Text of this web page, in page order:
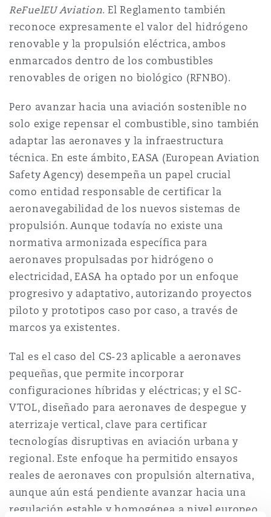
ReFuelEU Aviation. El Reglamento también
reconoce expresamente el valor del hidrógeno
renovable y la propulsión eléctrica, ambos
enmarcados dentro de los combustibles
renovables de origen no biológico (RFNBO).
Pero avanzar hacia una aviación sostenible no
solo exige repensar el combustible, sino también
adaptar las aeronaves y la infraestructura
técnica. En este ámbito, EASA (European Aviation
Safety Agency) desempeña un papel crucial
como entidad responsable de certificar la
aeronavegabilidad de los nuevos sistemas de
propulsión. Aunque todavía no existe una
normativa armonizada específica para
aeronaves propulsadas por hidrógeno o
electricidad, EASA ha optado por un enfoque
progresivo y adaptativo, autorizando proyectos
piloto y prototipos caso por caso, a través de
marcos ya existentes.
Tal es el caso del CS-23 aplicable a aeronaves
pequeñas, que permite incorporar
configuraciones híbridas y eléctricas; y el SC-
VTOL, diseñado para aeronaves de despegue y
aterrizaje vertical, clave para certificar
tecnologías disruptivas en aviación urbana y
regional. Este enfoque ha permitido ensayos
reales de aeronaves con propulsión alternativa,
aunque aún está pendiente avanzar hacia una
regulación estable y homogénea a nivel europeo.